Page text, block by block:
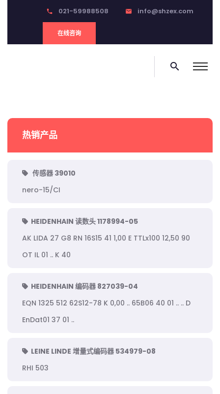
phone 021-59988508 email info@shzex.com
在线咨询
search
热销产品
传感器 39010
nero-15/CI
HEIDENHAIN 读数头 1178994-05
AK LIDA 27 G8 RN 16S15 41 1,00 E TTLx100 12,50 90
OT IL 01 .. K 40
HEIDENHAIN 编码器 827039-04
EQN 1325 512 62S12-78 K 0,00 .. 65B06 40 01 .. .. D
EnDat01 37 01 ..
LEINE LINDE 增量式编码器 534979-08
RHI 503